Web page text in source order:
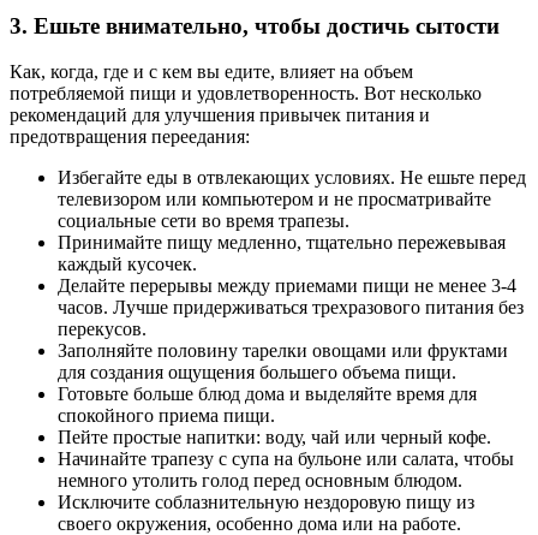
3. Ешьте внимательно, чтобы достичь сытости
Как, когда, где и с кем вы едите, влияет на объем
потребляемой пищи и удовлетворенность. Вот несколько
рекомендаций для улучшения привычек питания и
предотвращения переедания:
Избегайте еды в отвлекающих условиях. Не ешьте перед
телевизором или компьютером и не просматривайте
социальные сети во время трапезы.
Принимайте пищу медленно, тщательно пережевывая
каждый кусочек.
Делайте перерывы между приемами пищи не менее 3-4
часов. Лучше придерживаться трехразового питания без
перекусов.
Заполняйте половину тарелки овощами или фруктами
для создания ощущения большего объема пищи.
Готовьте больше блюд дома и выделяйте время для
спокойного приема пищи.
Пейте простые напитки: воду, чай или черный кофе.
Начинайте трапезу с супа на бульоне или салата, чтобы
немного утолить голод перед основным блюдом.
Исключите соблазнительную нездоровую пищу из
своего окружения, особенно дома или на работе.